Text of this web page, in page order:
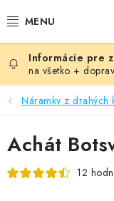
na
POMÔCKY
NÁRAMKY
PRÍVESKY
LIEČIVÉ KAMENE
na všetko +
Náramky z drahých
Achát
12